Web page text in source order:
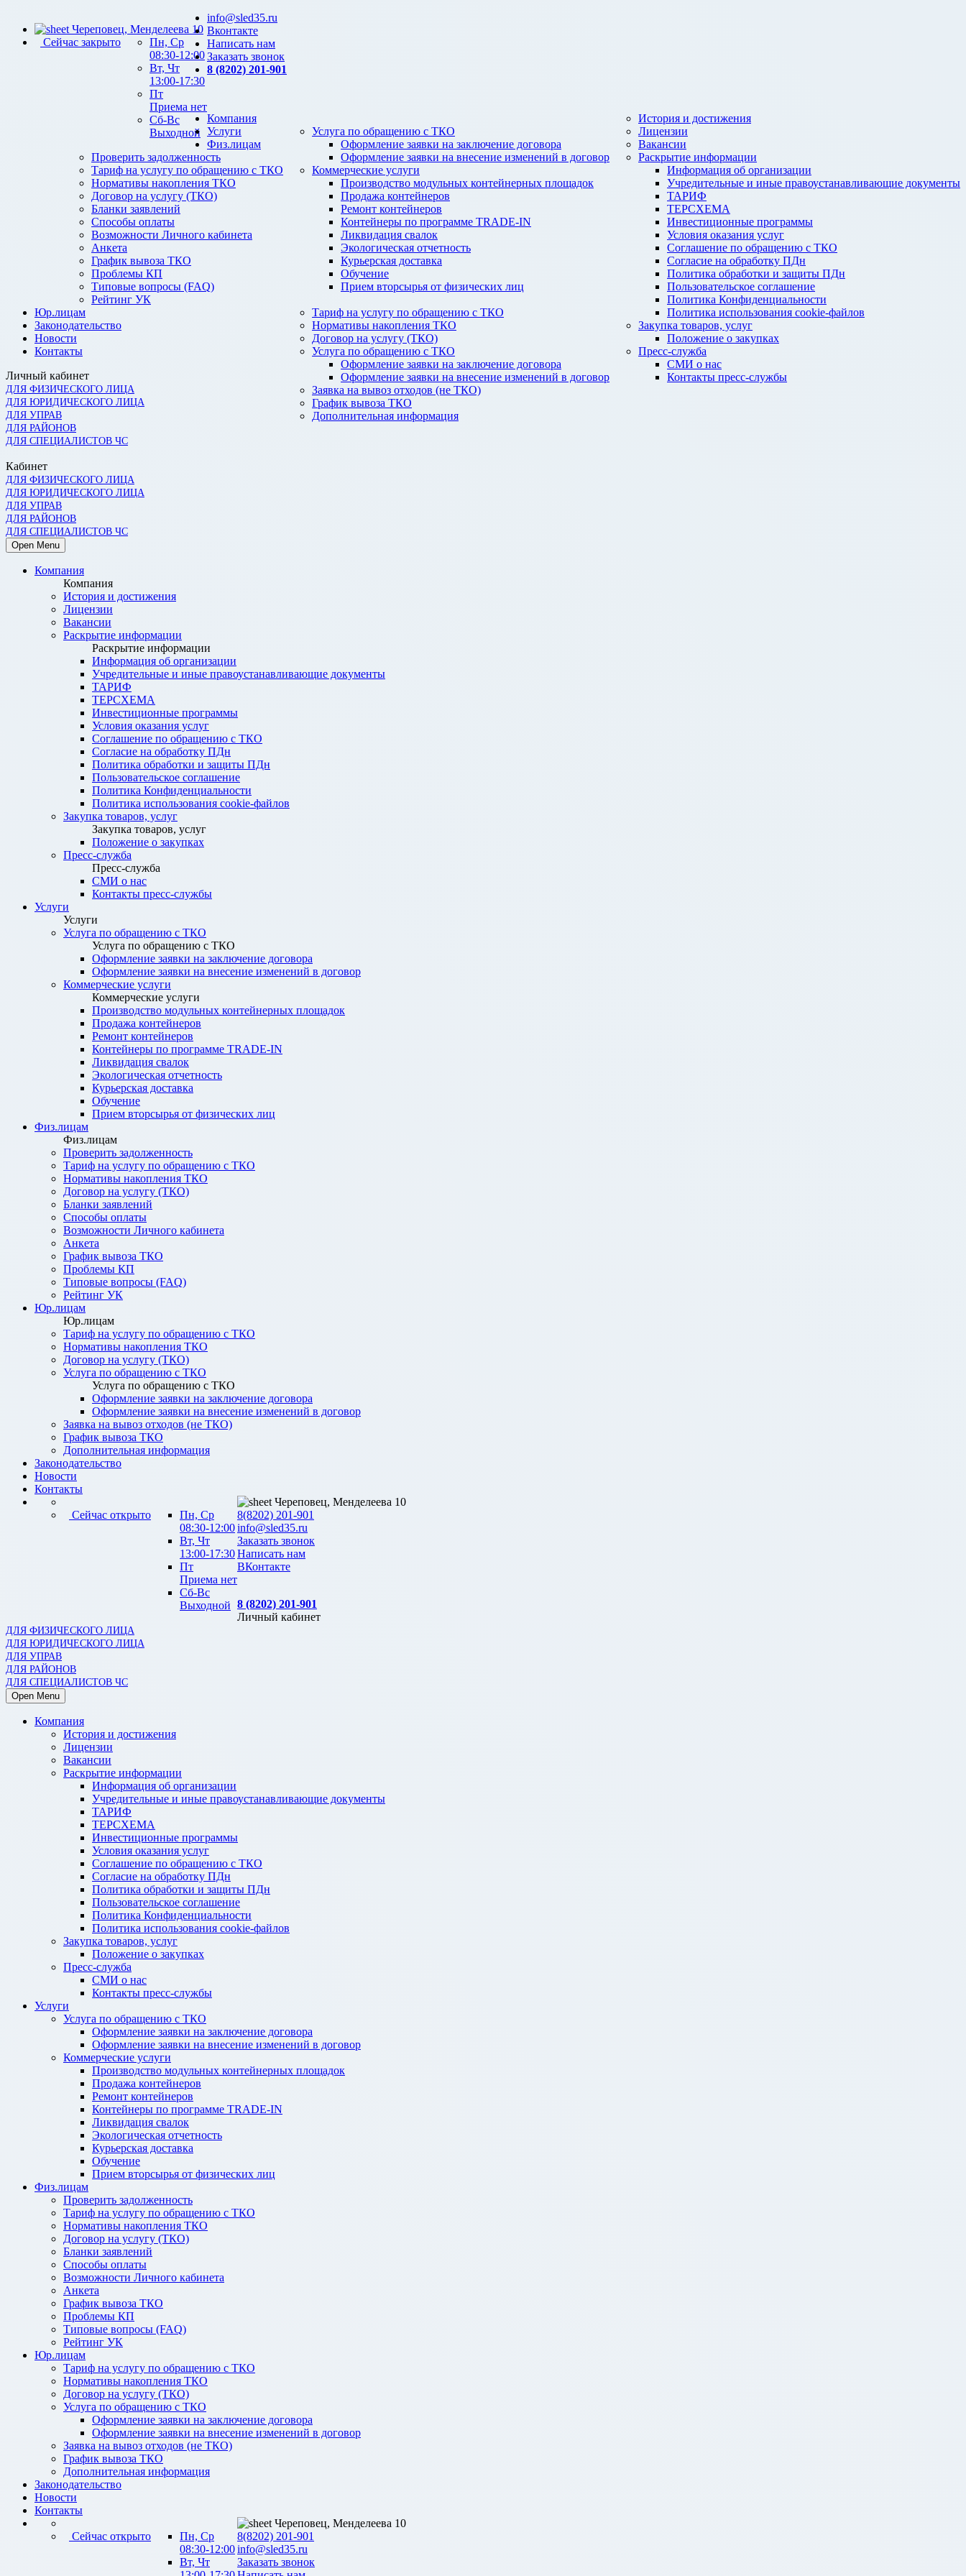
Череповец, Менделеева 10
Сейчас закрыто
Пн, Ср
08:30-12:00
Вт, Чт
13:00-17:30
Пт
Приема нет
Сб-Вс
Выходной
info@sled35.ru
Вконтакте
Написать нам
Заказать звонок
8 (8202) 201-901
Компания
История и достижения
Лицензии
Вакансии
Раскрытие информации
Информация об организации
Учредительные и иные правоустанавливающие документы
ТАРИФ
ТЕРСХЕМА
Инвестиционные программы
Условия оказания услуг
Соглашение по обращению с ТКО
Согласие на обработку ПДн
Политика обработки и защиты ПДн
Пользовательское соглашение
Политика Конфиденциальности
Политика использования cookie-файлов
Закупка товаров, услуг
Положение о закупках
Пресс-служба
СМИ о нас
Контакты пресс-службы
Услуги
Услуга по обращению с ТКО
Оформление заявки на заключение договора
Оформление заявки на внесение изменений в договор
Коммерческие услуги
Производство модульных контейнерных площадок
Продажа контейнеров
Ремонт контейнеров
Контейнеры по программе TRADE-IN
Ликвидация свалок
Экологическая отчетность
Курьерская доставка
Обучение
Прием вторсырья от физических лиц
Физ.лицам
Проверить задолженность
Тариф на услугу по обращению с ТКО
Нормативы накопления ТКО
Договор на услугу (ТКО)
Бланки заявлений
Способы оплаты
Возможности Личного кабинета
Анкета
График вывоза ТКО
Проблемы КП
Типовые вопросы (FAQ)
Рейтинг УК
Юр.лицам
Тариф на услугу по обращению с ТКО
Нормативы накопления ТКО
Договор на услугу (ТКО)
Услуга по обращению с ТКО
Оформление заявки на заключение договора
Оформление заявки на внесение изменений в договор
Заявка на вывоз отходов (не ТКО)
График вывоза ТКО
Дополнительная информация
Законодательство
Новости
Контакты
Личный кабинет
ДЛЯ ФИЗИЧЕСКОГО ЛИЦА
ДЛЯ ЮРИДИЧЕСКОГО ЛИЦА
ДЛЯ УПРАВ
ДЛЯ РАЙОНОВ
ДЛЯ СПЕЦИАЛИСТОВ ЧС
Кабинет
ДЛЯ ФИЗИЧЕСКОГО ЛИЦА
ДЛЯ ЮРИДИЧЕСКОГО ЛИЦА
ДЛЯ УПРАВ
ДЛЯ РАЙОНОВ
ДЛЯ СПЕЦИАЛИСТОВ ЧС
Open Menu
Компания
Компания
История и достижения
Лицензии
Вакансии
Раскрытие информации
Раскрытие информации
Информация об организации
Учредительные и иные правоустанавливающие документы
ТАРИФ
ТЕРСХЕМА
Инвестиционные программы
Условия оказания услуг
Соглашение по обращению с ТКО
Согласие на обработку ПДн
Политика обработки и защиты ПДн
Пользовательское соглашение
Политика Конфиденциальности
Политика использования cookie-файлов
Закупка товаров, услуг
Закупка товаров, услуг
Положение о закупках
Пресс-служба
Пресс-служба
СМИ о нас
Контакты пресс-службы
Услуги
Услуги
Услуга по обращению с ТКО
Услуга по обращению с ТКО
Оформление заявки на заключение договора
Оформление заявки на внесение изменений в договор
Коммерческие услуги
Коммерческие услуги
Производство модульных контейнерных площадок
Продажа контейнеров
Ремонт контейнеров
Контейнеры по программе TRADE-IN
Ликвидация свалок
Экологическая отчетность
Курьерская доставка
Обучение
Прием вторсырья от физических лиц
Физ.лицам
Физ.лицам
Проверить задолженность
Тариф на услугу по обращению с ТКО
Нормативы накопления ТКО
Договор на услугу (ТКО)
Бланки заявлений
Способы оплаты
Возможности Личного кабинета
Анкета
График вывоза ТКО
Проблемы КП
Типовые вопросы (FAQ)
Рейтинг УК
Юр.лицам
Юр.лицам
Тариф на услугу по обращению с ТКО
Нормативы накопления ТКО
Договор на услугу (ТКО)
Услуга по обращению с ТКО
Услуга по обращению с ТКО
Оформление заявки на заключение договора
Оформление заявки на внесение изменений в договор
Заявка на вывоз отходов (не ТКО)
График вывоза ТКО
Дополнительная информация
Законодательство
Новости
Контакты
Сейчас открыто
Пн, Ср
08:30-12:00
Вт, Чт
13:00-17:30
Пт
Приема нет
Сб-Вс
Выходной
Череповец, Менделеева 10
8(8202) 201-901
info@sled35.ru
Заказать звонок
Написать нам
ВКонтакте
8 (8202) 201-901
Личный кабинет
ДЛЯ ФИЗИЧЕСКОГО ЛИЦА
ДЛЯ ЮРИДИЧЕСКОГО ЛИЦА
ДЛЯ УПРАВ
ДЛЯ РАЙОНОВ
ДЛЯ СПЕЦИАЛИСТОВ ЧС
Open Menu
Компания
История и достижения
Лицензии
Вакансии
Раскрытие информации
Информация об организации
Учредительные и иные правоустанавливающие документы
ТАРИФ
ТЕРСХЕМА
Инвестиционные программы
Условия оказания услуг
Соглашение по обращению с ТКО
Согласие на обработку ПДн
Политика обработки и защиты ПДн
Пользовательское соглашение
Политика Конфиденциальности
Политика использования cookie-файлов
Закупка товаров, услуг
Положение о закупках
Пресс-служба
СМИ о нас
Контакты пресс-службы
Услуги
Услуга по обращению с ТКО
Оформление заявки на заключение договора
Оформление заявки на внесение изменений в договор
Коммерческие услуги
Производство модульных контейнерных площадок
Продажа контейнеров
Ремонт контейнеров
Контейнеры по программе TRADE-IN
Ликвидация свалок
Экологическая отчетность
Курьерская доставка
Обучение
Прием вторсырья от физических лиц
Физ.лицам
Проверить задолженность
Тариф на услугу по обращению с ТКО
Нормативы накопления ТКО
Договор на услугу (ТКО)
Бланки заявлений
Способы оплаты
Возможности Личного кабинета
Анкета
График вывоза ТКО
Проблемы КП
Типовые вопросы (FAQ)
Рейтинг УК
Юр.лицам
Тариф на услугу по обращению с ТКО
Нормативы накопления ТКО
Договор на услугу (ТКО)
Услуга по обращению с ТКО
Оформление заявки на заключение договора
Оформление заявки на внесение изменений в договор
Заявка на вывоз отходов (не ТКО)
График вывоза ТКО
Дополнительная информация
Законодательство
Новости
Контакты
Сейчас открыто
Пн, Ср
08:30-12:00
Вт, Чт
Череповец, Менделеева 10
8(8202) 201-901
info@sled35.ru
Заказать звонок